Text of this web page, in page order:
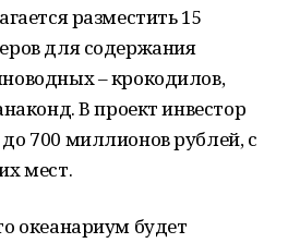
разместить 15
для содержания
– крокодилов,
В проект инвестор
700 миллионов рублей, с
мест.
океанариум будет